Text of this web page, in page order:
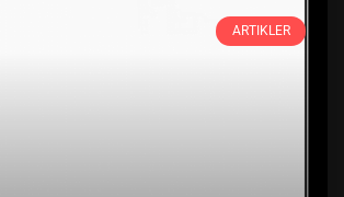
ARTIKLER